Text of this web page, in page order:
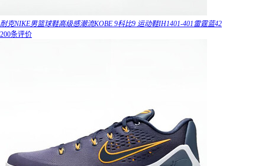
耐克NIKE男篮球鞋高级感潮流KOBE 9科比9 运动鞋IH1401-401雷霆蓝42
200条评价